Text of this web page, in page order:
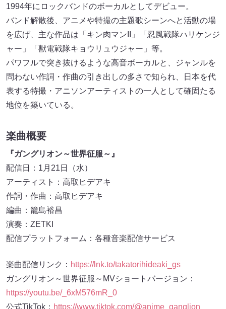
1994年にロックバンドのボーカルとしてデビュー。
バンド解散後、アニメや特撮の主題歌シーンへと活動の場
を広げ、主な作品は「キン肉マンII」「忍風戦隊ハリケンジ
ャー」「獣電戦隊キョウリュウジャー」等。
パワフルで突き抜けるような高音ボーカルと、ジャンルを
問わない作詞・作曲の引き出しの多さで知られ、日本を代
表する特撮・アニソンアーティストの一人として確固たる
地位を築いている。
楽曲概要
『ガングリオン～世界征服～』
配信日：1月21日（水）
アーティスト：高取ヒデアキ
作詞・作曲：高取ヒデアキ
編曲：籠島裕昌
演奏：ZETKI
配信プラットフォーム：各種音楽配信サービス
楽曲配信リンク： https://lnk.to/takatorihideaki_gs
ガングリオン～世界征服～MVショートバージョン：
https://youtu.be/_6xM576mR_0
公式TikTok： https://www.tiktok.com/@anime_ganglion